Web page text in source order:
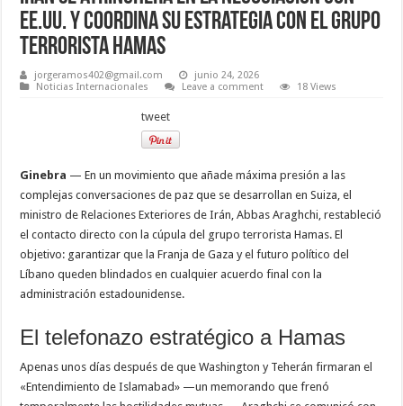
EE.UU. y coordina su estrategia con el grupo
Terrorista Hamas
jorgeramos402@gmail.com
junio 24, 2026
Noticias Internacionales
Leave a comment 18 Views
tweet
Ginebra — En un movimiento que añade máxima presión a las
complejas conversaciones de paz que se desarrollan en Suiza, el
ministro de Relaciones Exteriores de Irán, Abbas Araghchi, restableció
el contacto directo con la cúpula del grupo terrorista Hamas. El
objetivo: garantizar que la Franja de Gaza y el futuro político del
Líbano queden blindados en cualquier acuerdo final con la
administración estadounidense.
El telefonazo estratégico a Hamas
Apenas unos días después de que Washington y Teherán firmaran el
«Entendimiento de Islamabad» —un memorando que frenó